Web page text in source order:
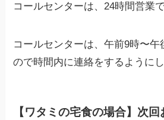
コールセンターは、24時間営業
コールセンターは、午前9時〜午
ので時間内に連絡をするようにし
【ワタミの宅食の場合】次